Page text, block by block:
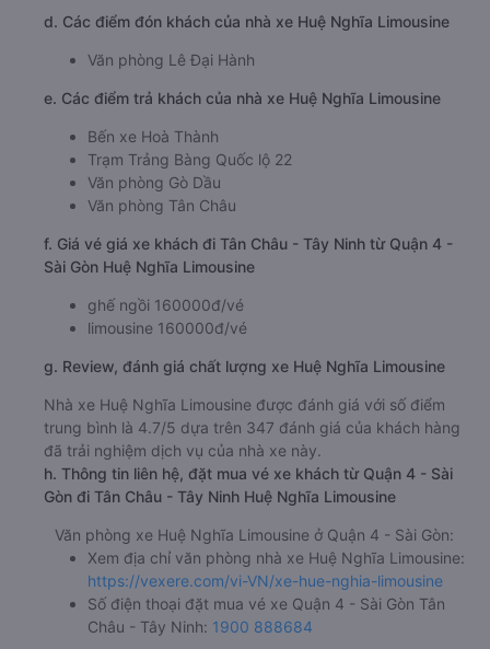
d. Các điểm đón khách của nhà xe Huệ Nghĩa Limousine
Văn phòng Lê Đại Hành
e. Các điểm trả khách của nhà xe Huệ Nghĩa Limousine
Bến xe Hoà Thành
Trạm Trảng Bàng Quốc lộ 22
Văn phòng Gò Dầu
Văn phòng Tân Châu
f. Giá vé giá xe khách đi Tân Châu - Tây Ninh từ Quận 4 -
Sài Gòn Huệ Nghĩa Limousine
ghế ngồi 160000đ/vé
limousine 160000đ/vé
g. Review, đánh giá chất lượng xe Huệ Nghĩa Limousine
Nhà xe Huệ Nghĩa Limousine được đánh giá với số điểm
trung bình là 4.7/5 dựa trên 347 đánh giá của khách hàng
đã trải nghiệm dịch vụ của nhà xe này.
h. Thông tin liên hệ, đặt mua vé xe khách từ Quận 4 - Sài
Gòn đi Tân Châu - Tây Ninh Huệ Nghĩa Limousine
Văn phòng xe Huệ Nghĩa Limousine ở Quận 4 - Sài Gòn:
Xem địa chỉ văn phòng nhà xe Huệ Nghĩa Limousine:
https://vexere.com/vi-VN/xe-hue-nghia-limousine
Số điện thoại đặt mua vé xe Quận 4 - Sài Gòn Tân
Châu - Tây Ninh: 1900 888684